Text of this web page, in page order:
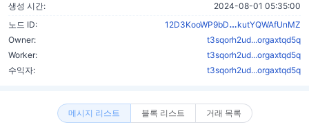
생성 시간:
2024-08-01 05:35:00
노드 ID:
12D3KooWP9bD
kutYQWAfUnMZ
Owner:
t3sqorh2ud...orgaxtqd5q
Worker:
t3sqorh2ud...orgaxtqd5q
수익자:
t3sqorh2ud...orgaxtqd5q
메시지 리스트 블록 리스트 거래 목록